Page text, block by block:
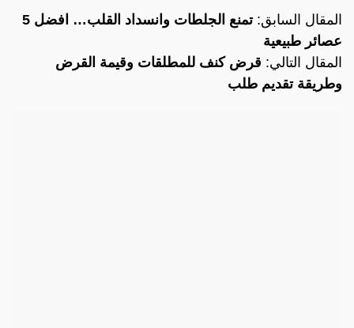
المقال السابق:
تمنع الجلطات وانسداد القلب… افضل 5
عصائر طبيعية
المقال التالي: قرض كنف للمطلقات وقيمة القرض
وطريقة تقديم طلب